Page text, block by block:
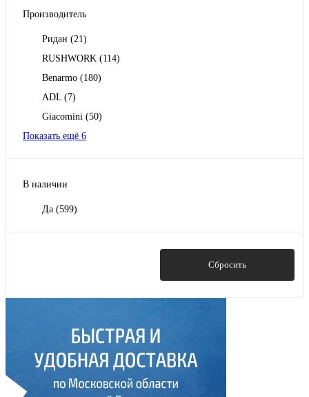
Производитель
Ридан (21)
RUSHWORK (114)
Benarmo (180)
ADL (7)
Giacomini (50)
Показать ещё 6
В наличии
Да (599)
Сбросить